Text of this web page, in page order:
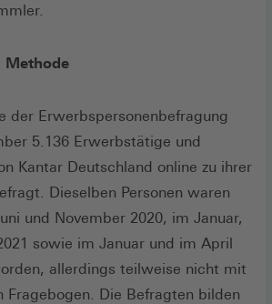
Emmler.
Methode
der Erwerbspersonenbefragung
5.136 Erwerbstätige und
Kantar Deutschland online zu ihrer
Dieselben Personen waren
und November 2020, im Januar,
sowie im Januar und im April
allerdings teilweise nicht mit
Fragebogen. Die Befragten bilden